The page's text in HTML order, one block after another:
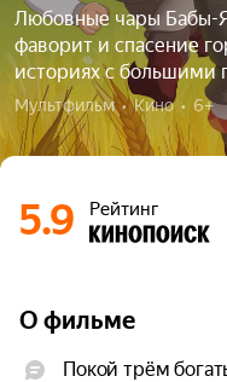
Любовные чары Бабы-
фаворит и спасение
историях с большими
Мультфильм  •  Кино  •  6+
5.9 Рейтинг
О фильме
Покой трём